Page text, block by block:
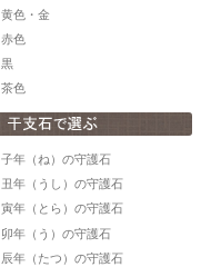
黄色・金
赤色
黒
茶色
子年（ね）の守護石
丑年（うし）の守護石
寅年（とら）の守護石
卯年（う）の守護石
辰年（たつ）の守護石